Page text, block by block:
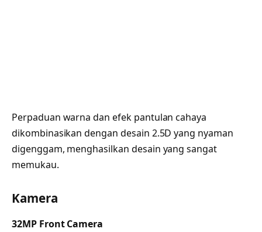
Perpaduan warna dan efek pantulan cahaya
dikombinasikan dengan desain 2.5D yang nyaman
digenggam, menghasilkan desain yang sangat
memukau.
Kamera
32MP Front Camera